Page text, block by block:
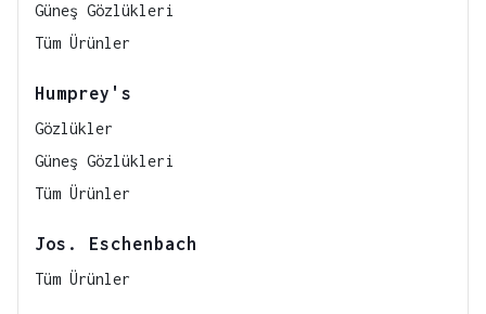
Güneş Gözlükleri
Tüm Ürünler
Humprey's
Gözlükler
Güneş Gözlükleri
Tüm Ürünler
Jos. Eschenbach
Tüm Ürünler